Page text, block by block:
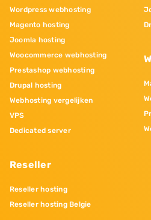
Wordpress webhosting
Magento hosting
Joomla hosting
Woocommerce webhosting
Prestashop webhosting
Drupal hosting
Webhosting vergelijken
VPS
Dedicated server
Reseller
Reseller hosting
Reseller hosting Belgie